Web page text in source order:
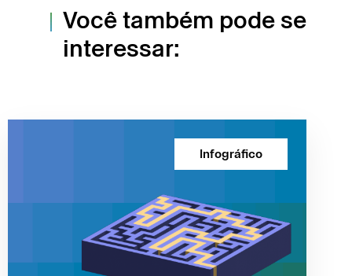
Você também pode se
interessar:
Infográfico